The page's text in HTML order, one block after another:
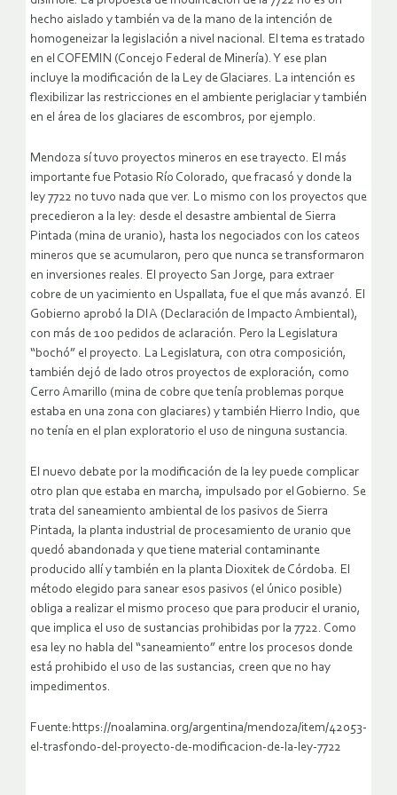
hecho aislado y también va de la mano de la intención de
homogeneizar la legislación a nivel nacional. El tema es tratado
en el COFEMIN (Concejo Federal de Minería). Y ese plan
incluye la modificación de la Ley de Glaciares. La intención es
flexibilizar las restricciones en el ambiente periglaciar y también
en el área de los glaciares de escombros, por ejemplo.
Mendoza sí tuvo proyectos mineros en ese trayecto. El más
importante fue Potasio Río Colorado, que fracasó y donde la
ley 7722 no tuvo nada que ver. Lo mismo con los proyectos que
precedieron a la ley: desde el desastre ambiental de Sierra
Pintada (mina de uranio), hasta los negociados con los cateos
mineros que se acumularon, pero que nunca se transformaron
en inversiones reales. El proyecto San Jorge, para extraer
cobre de un yacimiento en Uspallata, fue el que más avanzó. El
Gobierno aprobó la DIA (Declaración de Impacto Ambiental),
con más de 100 pedidos de aclaración. Pero la Legislatura
“bochó” el proyecto. La Legislatura, con otra composición,
también dejó de lado otros proyectos de exploración, como
Cerro Amarillo (mina de cobre que tenía problemas porque
estaba en una zona con glaciares) y también Hierro Indio, que
no tenía en el plan exploratorio el uso de ninguna sustancia.
El nuevo debate por la modificación de la ley puede complicar
otro plan que estaba en marcha, impulsado por el Gobierno. Se
trata del saneamiento ambiental de los pasivos de Sierra
Pintada, la planta industrial de procesamiento de uranio que
quedó abandonada y que tiene material contaminante
producido allí y también en la planta Dioxitek de Córdoba. El
método elegido para sanear esos pasivos (el único posible)
obliga a realizar el mismo proceso que para producir el uranio,
que implica el uso de sustancias prohibidas por la 7722. Como
esa ley no habla del “saneamiento” entre los procesos donde
está prohibido el uso de las sustancias, creen que no hay
impedimentos.
Fuente:https://noalamina.org/argentina/mendoza/item/42053-
el-trasfondo-del-proyecto-de-modificacion-de-la-ley-7722